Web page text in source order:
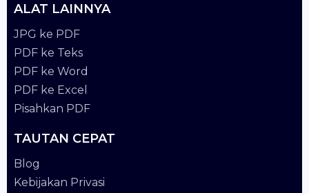
ALAT LAINNYA
JPG ke PDF
PDF ke Teks
PDF ke Word
PDF ke Excel
Pisahkan PDF
TAUTAN CEPAT
Blog
Kebijakan Privasi